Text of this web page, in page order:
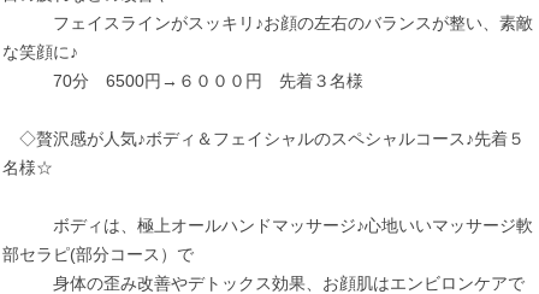
フェイスラインがスッキリ♪お顔の左右のバランスが整い、素敵
な笑顔に♪
70分 6500円→６０００円 先着３名様
◇贅沢感が人気♪ボディ＆フェイシャルのスペシャルコース♪先着５
名様☆
ボディは、極上オールハンドマッサージ♪心地いいマッサージ軟
部セラピ(部分コース）で
身体の歪み改善やデトックス効果、お顔肌はエンビロンケアで